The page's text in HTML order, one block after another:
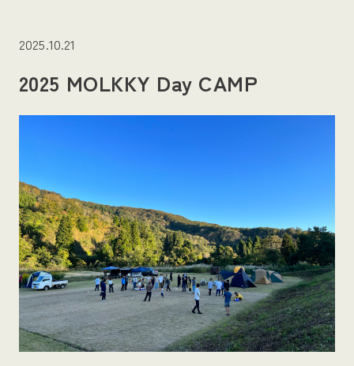
2025.10.21
2025 MOLKKY Day CAMP